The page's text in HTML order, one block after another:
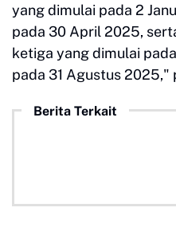
yang dimulai pada 2
pada 30 April 2025,
ketiga yang dimulai
pada 31 Agustus 2025,"
Berita Terkait